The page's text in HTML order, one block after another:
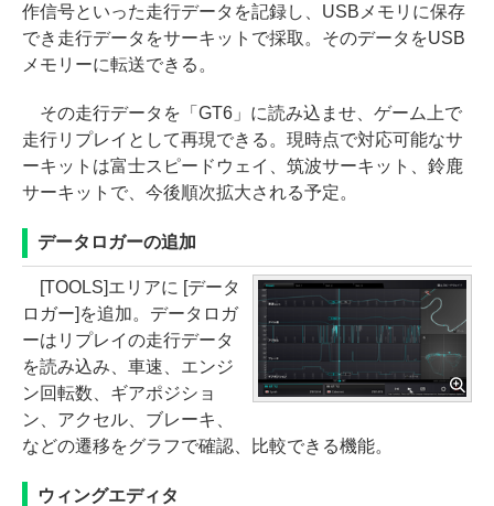
作信号といった走行データを記録し、USBメモリに保存
でき走行データをサーキットで採取。そのデータをUSB
メモリーに転送できる。
その走行データを「GT6」に読み込ませ、ゲーム上で
走行リプレイとして再現できる。現時点で対応可能なサ
ーキットは富士スピードウェイ、筑波サーキット、鈴鹿
サーキットで、今後順次拡大される予定。
データロガーの追加
[TOOLS]エリアに [データ
ロガー]を追加。データロガ
ーはリプレイの走行データ
を読み込み、車速、エンジ
ン回転数、ギアポジショ
ン、アクセル、ブレーキ、
などの遷移をグラフで確認、比較できる機能。
ウィングエディタ